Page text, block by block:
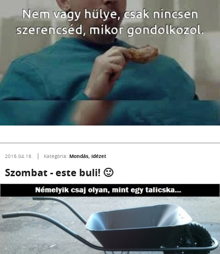
2016.04.16. Kategória: Mondás, idézet
Szombat - este buli! 🙂